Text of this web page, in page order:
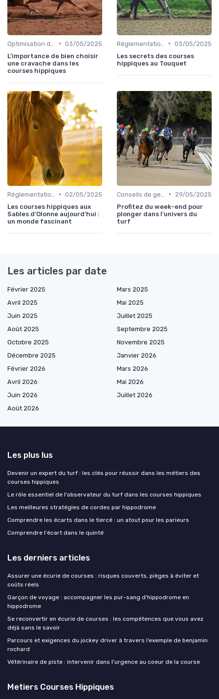
• 03/05/2025
L'importance de bien choisir
une cravache dans les
courses hippiques
• 03/05/2025
Les secrets des courses
hippiques au Touquet
• 02/05/2025
Les courses hippiques aux
Sables d'Olonne aujourd'hui :
un monde fascinant
•
29/05/2025
Profitez du week-end pour
plonger dans l'univers du
turf
Les articles par date
Février 2025
Mars 2025
Avril 2025
Mai 2025
Juin 2025
Juillet 2025
Août 2025
Septembre 2025
Octobre 2025
Novembre 2025
Décembre 2025
Janvier 2026
Février 2026
Mars 2026
Avril 2026
Mai 2026
Juin 2026
Juillet 2026
Août 2026
Les plus lus
Devenir un expert du turf : les clés pour réussir dans les métiers des
courses hippiques
Le rôle essentiel de l'observateur du turf dans les courses hippiques
Les meilleures stratégies de cordes par hippodrome
Comprendre les écarts dans le tiercé : un atout pour les parieurs
Comprendre l'écart dans le quinté
Les derniers articles
Assurer une écurie de courses : risques couverts, pièges à éviter et
coûts réels
Garçon de voyage : accompagner les pur-sang d'hippodrome en
hippodrome
Se reconvertir en écurie de courses : les compétences que vous avez
déjà sans le savoir
Parcours et exigences du jockey driver à travers l’exemple de benjamin
rochard
Vétérinaire de piste : intervenir dans l'urgence au coeur de la course
Metiers Courses Hippiques